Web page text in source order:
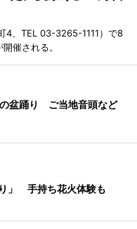
4、TEL 03-3265-1111）で8
催される。
盆踊り ご当地音頭など
」 手持ち花火体験も